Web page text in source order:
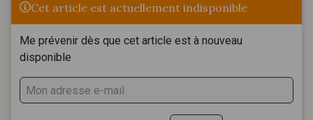
Cet article est actuellement indisponible
Me prévenir dès que cet article est à nouveau
disponible